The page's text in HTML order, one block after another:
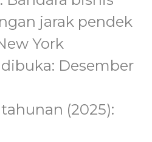
jarak pendek
York
Desember
(2025):